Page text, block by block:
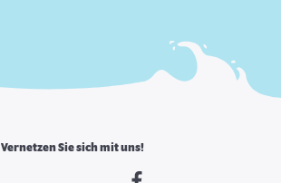
Vernetzen Sie sich mit uns!